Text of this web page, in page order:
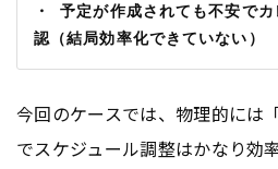
・ 予定が作成されても不安で
認（結局効率化できていない）
今回のケースでは、物理的には
でスケジュール調整はかなり効